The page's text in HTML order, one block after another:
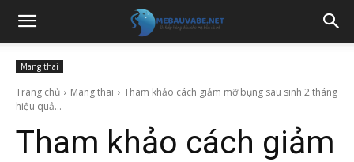
Mang thai
Trang chủ Mang thai
Tham khảo cách giảm mỡ bụng sau sinh 2 tháng
hiệu quả...
Tham khảo cách giảm